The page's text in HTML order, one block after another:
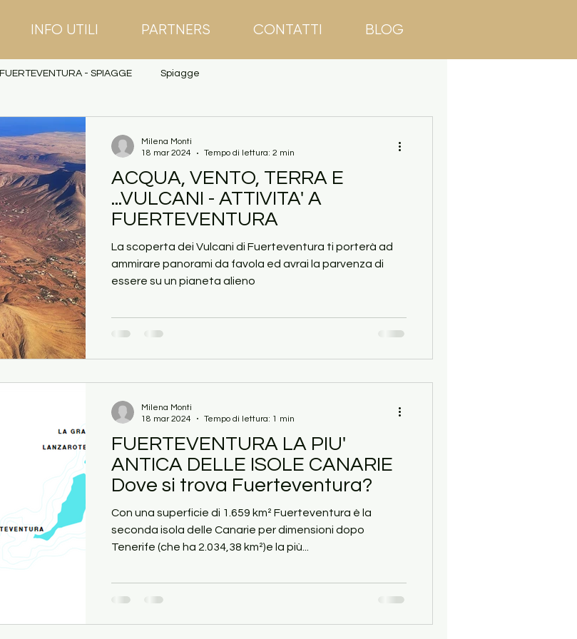
INFO UTILI PARTNERS CONTATTI BLOG
FUERTEVENTURA - SPIAGGE Spiagge
ACQUA, VENTO, TERRA E
...VULCANI - ATTIVITA' A
FUERTEVENTURA
La scoperta dei Vulcani di Fuerteventura ti porterà ad
ammirare panorami da favola ed avrai la parvenza di
essere su un pianeta alieno
Milena Monti
18 mar 2024
Tempo di lettura: 2 min
FUERTEVENTURA LA PIU'
ANTICA DELLE ISOLE CANARIE
Dove si trova Fuerteventura?
Con una superficie di 1.659 km² Fuerteventura è la
seconda isola delle Canarie per dimensioni dopo
Tenerife (che ha 2.034,38 km²)e la più...
Milena Monti
18 mar 2024
Tempo di lettura: 1 min